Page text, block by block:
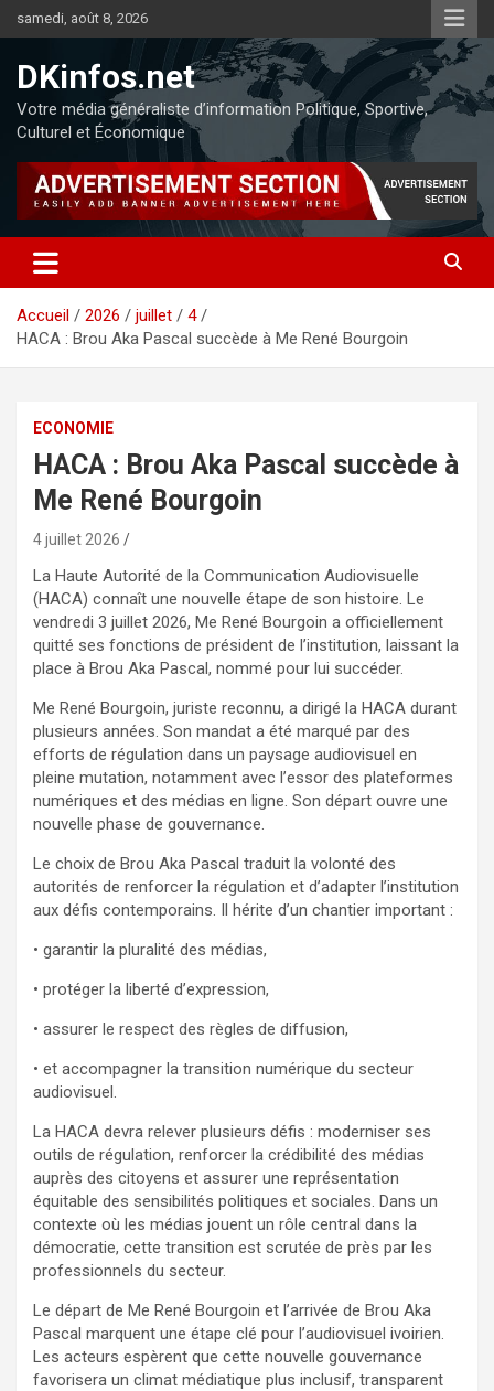
samedi, août 8, 2026
DKinfos.net
Votre média généraliste d’information Politique, Sportive,
Culturel et Économique
Accueil 2026 juillet
4
HACA : Brou Aka Pascal succède à Me René Bourgoin
ECONOMIE
HACA : Brou Aka Pascal succède à
Me René Bourgoin
4 juillet 2026
La Haute Autorité de la Communication Audiovisuelle
(HACA) connaît une nouvelle étape de son histoire. Le
vendredi 3 juillet 2026, Me René Bourgoin a officiellement
quitté ses fonctions de président de l’institution, laissant la
place à Brou Aka Pascal, nommé pour lui succéder.
Me René Bourgoin, juriste reconnu, a dirigé la HACA durant
plusieurs années. Son mandat a été marqué par des
efforts de régulation dans un paysage audiovisuel en
pleine mutation, notamment avec l’essor des plateformes
numériques et des médias en ligne. Son départ ouvre une
nouvelle phase de gouvernance.
Le choix de Brou Aka Pascal traduit la volonté des
autorités de renforcer la régulation et d’adapter l’institution
aux défis contemporains. Il hérite d’un chantier important :
• garantir la pluralité des médias,
• protéger la liberté d’expression,
• assurer le respect des règles de diffusion,
• et accompagner la transition numérique du secteur
audiovisuel.
La HACA devra relever plusieurs défis : moderniser ses
outils de régulation, renforcer la crédibilité des médias
auprès des citoyens et assurer une représentation
équitable des sensibilités politiques et sociales. Dans un
contexte où les médias jouent un rôle central dans la
démocratie, cette transition est scrutée de près par les
professionnels du secteur.
Le départ de Me René Bourgoin et l’arrivée de Brou Aka
Pascal marquent une étape clé pour l’audiovisuel ivoirien.
Les acteurs espèrent que cette nouvelle gouvernance
favorisera un climat médiatique plus inclusif, transparent